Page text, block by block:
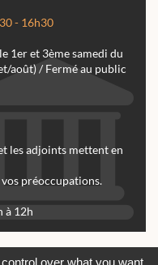
- 16h30
1er et 3ème samedi du
août) / Fermé au public
les adjoints mettent en
préoccupations.
à 12h
over what you want